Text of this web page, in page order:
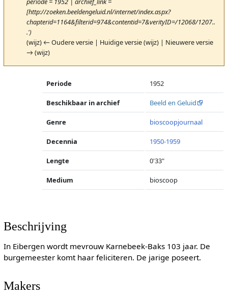
[http://zoeken.beeldengeluid.nl/internet/index.aspx?
chapterid=1164&filterid=974&contentid=7&verityID=/12068/1207..
.')
(wijz) ← Oudere versie | Huidige versie (wijz) | Nieuwere versie
→ (wijz)
Periode 1952
Beschikbaar in archief Beeld en Geluid
Genre bioscoopjournaal
Decennia 1950-1959
Lengte 0'33"
Medium bioscoop
Beschrijving
In Eibergen wordt mevrouw Karnebeek-Baks 103 jaar. De
burgemeester komt haar feliciteren. De jarige poseert.
Makers